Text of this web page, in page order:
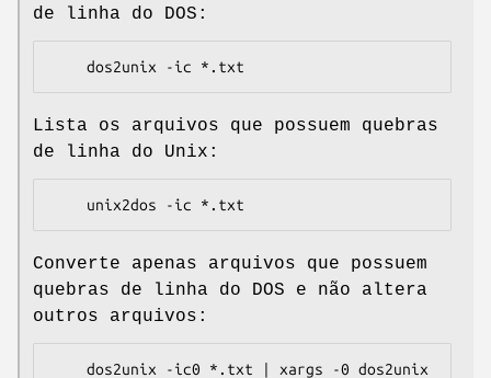
de linha do DOS:
Lista os arquivos que possuem quebras
de linha do Unix:
Converte apenas arquivos que possuem
quebras de linha do DOS e não altera
outros arquivos: